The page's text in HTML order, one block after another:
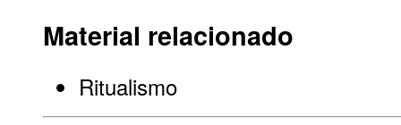
Material relacionado
Ritualismo